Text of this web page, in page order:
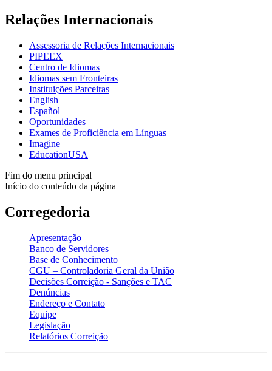
Relações Internacionais
Assessoria de Relações Internacionais
PIPEEX
Centro de Idiomas
Idiomas sem Fronteiras
Instituições Parceiras
English
Español
Oportunidades
Exames de Proficiência em Línguas
Imagine
EducationUSA
Fim do menu principal
Início do conteúdo da página
Corregedoria
Apresentação
Banco de Servidores
Base de Conhecimento
CGU – Controladoria Geral da União
Decisões Correição - Sanções e TAC
Denúncias
Endereço e Contato
Equipe
Legislação
Relatórios Correição